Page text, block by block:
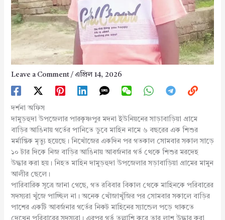
Leave a Comment / এপ্রিল 14, 2026
দর্শনা অফিস
দামুড়হুদা উপজেলার পারকৃষ্ণপুর মদনা ইউনিয়নের সাড়াবাড়িয়া গ্রামে
বাড়ির আঙিনায় গর্তের পানিতে ডুবে মাহিন নামে ৬ বছরের এক শিশুর
মর্মান্তিক মৃত্যু হয়েছে। নিখোঁজের একদিন পর গতকাল সোমবার সকাল সাড়ে
১০ টার দিকে নিজ বাড়ির আঙিনায় আবর্জনার গর্ত থেকে শিশুর মরদেহ
উদ্ধার করা হয়। নিহত মাহিন দামুড়হুদা উপজেলার সড়াবাড়িয়া গ্রামের মামুন
আলীর ছেলে।
পারিবারিক সূত্রে জানা গেছে, গত রবিবার বিকাল থেকে মাহিনকে পরিবারের
সদস্যরা খুঁজে পাচ্ছিল না। অনেক খোঁজাখুঁজির পর সোমবার সকালে বাড়ির
পাশের একটি আবর্জনার গর্তের নিকট মাহিনের স্যান্ডেল পড়ে থাকতে
দেখেন পরিবারের সদস্যরা। এরপর গর্ত তল্লাশি করে তার লাশ উদ্ধার করা